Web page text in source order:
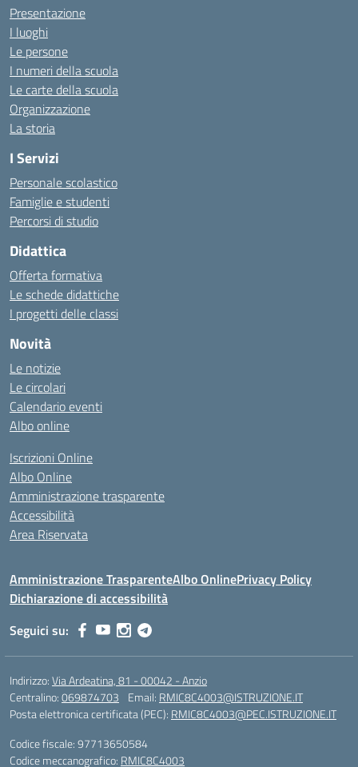
Presentazione
I luoghi
Le persone
I numeri della scuola
Le carte della scuola
Organizzazione
La storia
I Servizi
Personale scolastico
Famiglie e studenti
Percorsi di studio
Didattica
Offerta formativa
Le schede didattiche
I progetti delle classi
Novità
Le notizie
Le circolari
Calendario eventi
Albo online
Iscrizioni Online
Albo Online
Amministrazione trasparente
Accessibilità
Area Riservata
Amministrazione TrasparenteAlbo OnlinePrivacy Policy
Dichiarazione di accessibilità
Seguici su:
Indirizzo:Via Ardeatina, 81 - 00042 - Anzio
Centralino:069874703 Email: RMIC8C4003@ISTRUZIONE.IT
Posta elettronica certificata (PEC): RMIC8C4003@PEC.ISTRUZIONE.IT
Codice fiscale: 97713650584
Codice meccanografico: RMIC8C4003